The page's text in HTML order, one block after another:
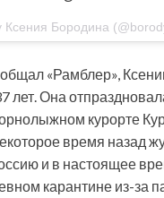
«Рамблер»,
лет. Она
курорте
время назад
и в настоящее
карантине из-за